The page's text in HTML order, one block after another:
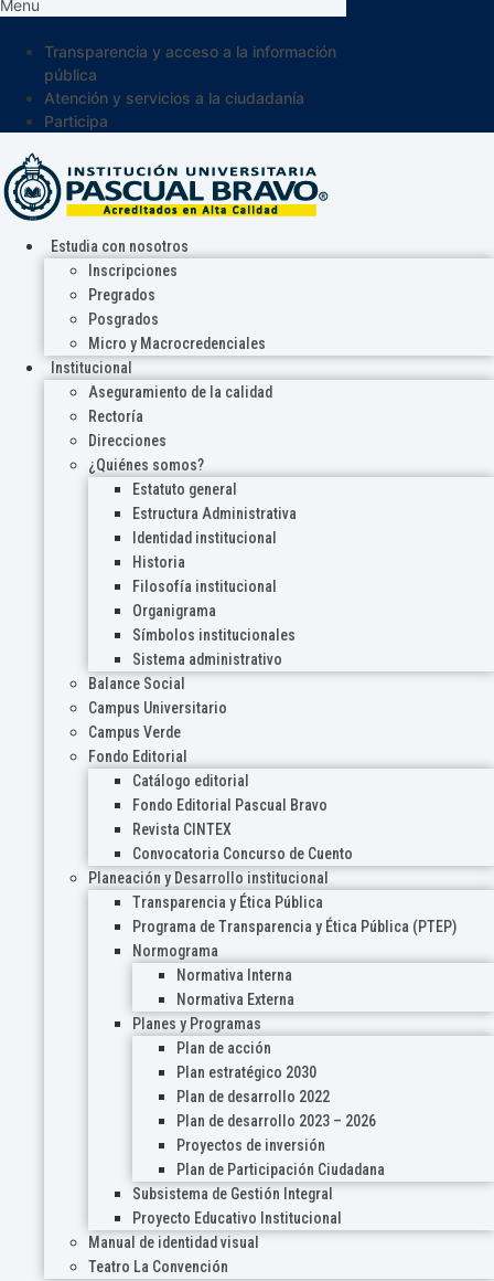
Menu
Transparencia y acceso a la información
pública
Atención y servicios a la ciudadanía
Participa
Estudia con nosotros
Inscripciones
Pregrados
Posgrados
Micro y Macrocredenciales
Institucional
Aseguramiento de la calidad
Rectoría
Direcciones
¿Quiénes somos?
Estatuto general
Estructura Administrativa
Identidad institucional
Historia
Filosofía institucional
Organigrama
Símbolos institucionales
Sistema administrativo
Balance Social
Campus Universitario
Campus Verde
Fondo Editorial
Catálogo editorial
Fondo Editorial Pascual Bravo
Revista CINTEX
Convocatoria Concurso de Cuento
Planeación y Desarrollo institucional
Transparencia y Ética Pública
Programa de Transparencia y Ética Pública (PTEP)
Normograma
Normativa Interna
Normativa Externa
Planes y Programas
Plan de acción
Plan estratégico 2030
Plan de desarrollo 2022
Plan de desarrollo 2023 – 2026
Proyectos de inversión
Plan de Participación Ciudadana
Subsistema de Gestión Integral
Proyecto Educativo Institucional
Manual de identidad visual
Teatro La Convención